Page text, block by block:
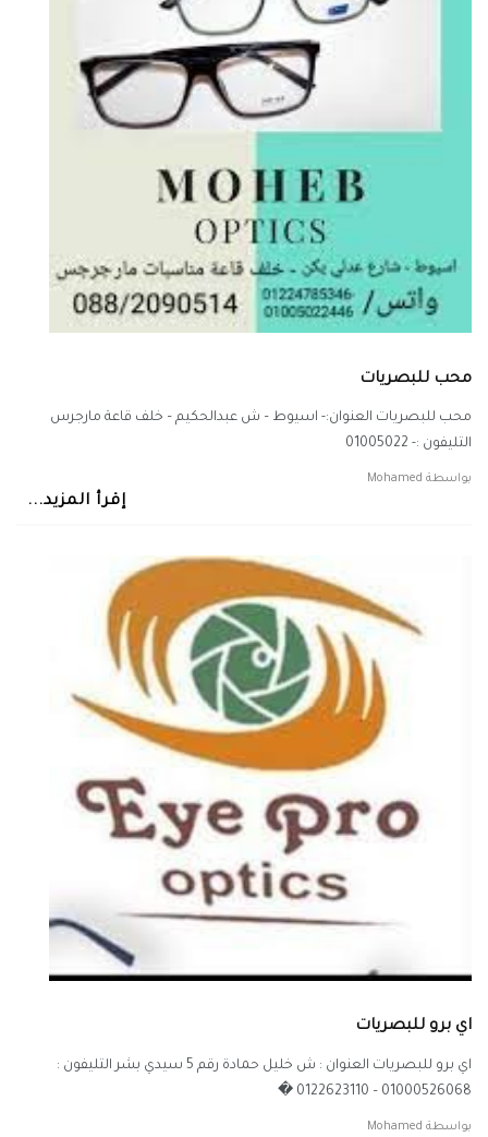
محب للبصريات
محب للبصريات العنوان:- اسيوط – ش عبدالحكيم – خلف قاعة مارجرس
التليفون :- 01005022
بواسطة Mohamed
إقرأ المزيد...
اي برو للبصريات
اي برو للبصريات العنوان : ش خليل حمادة رقم 5 سيدي بشر التليفون :
01000526068 – 0122623110 �
بواسطة Mohamed